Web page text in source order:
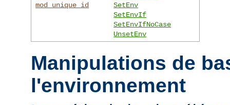
mod_unique_id
SetEnv
SetEnvIf
SetEnvIfNoCase
UnsetEnv
Manipulations de
l'environnement